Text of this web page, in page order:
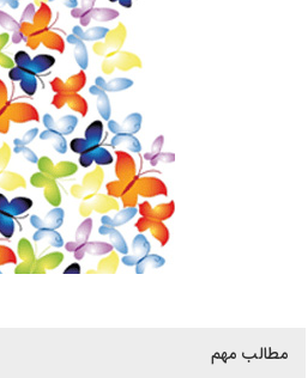
مطالب مهم